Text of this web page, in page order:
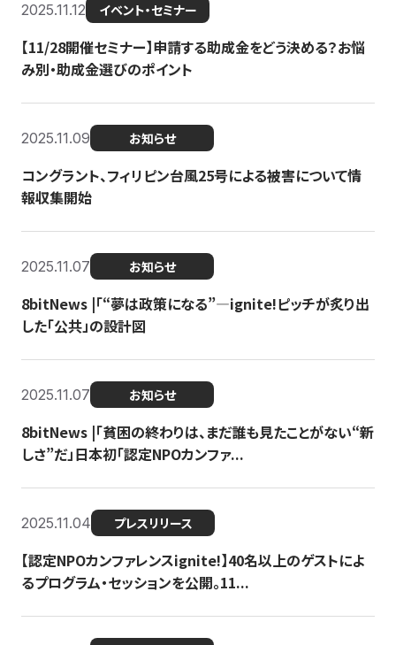
2025.11.12 イベント・セミナー
【11/28開催セミナー】申請する助成金をどう決める？お悩
み別・助成金選びのポイント
2025.11.09 お知らせ
コングラント、フィリピン台風25号による被害について情
報収集開始
2025.11.07 お知らせ
8bitNews |「“夢は政策になる”—ignite!ピッチが炙り出
した「公共」の設計図
2025.11.07 お知らせ
8bitNews |「貧困の終わりは、まだ誰も見たことがない“新
しさ”だ」日本初「認定NPOカンファ...
2025.11.04 プレスリリース
【認定NPOカンファレンスignite!】40名以上のゲストによ
るプログラム・セッションを公開。11...